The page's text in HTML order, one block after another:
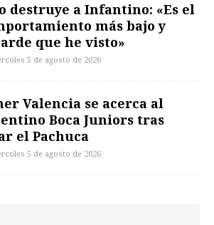
destruye a Infantino: «Es el
más bajo y
que he visto»
5 de agosto de 2026
Valencia se acerca al
Boca Juniors tras
el Pachuca
5 de agosto de 2026